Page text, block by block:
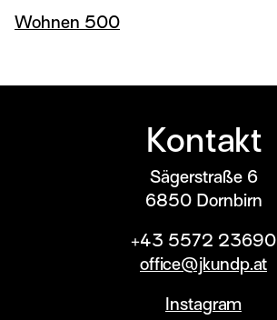
Wohnen 500
Kontakt
Sägerstraße 6
6850 Dornbirn
+43 5572 23690
office@jkundp.at
Instagram